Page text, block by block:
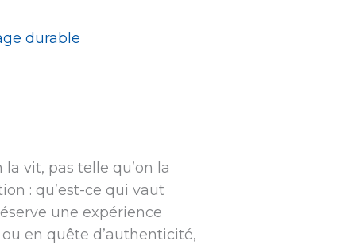
durable
vit, pas telle qu’on la
: qu’est-ce qui vaut
une expérience
en quête d’authenticité,